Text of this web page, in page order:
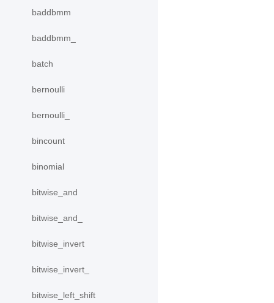
baddbmm
baddbmm_
batch
bernoulli
bernoulli_
bincount
binomial
bitwise_and
bitwise_and_
bitwise_invert
bitwise_invert_
bitwise_left_shift